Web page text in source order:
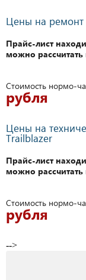
Цены на ремонт
Прайс-лист
можно
Стоимость нормо-
рубля
Цены на
Trailblazer
Прайс-лист
можно
Стоимость нормо-
рубля
-->